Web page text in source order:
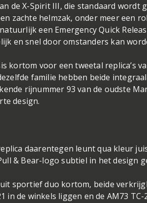
de X-Spirit III, die standaard wordt
zachte helmzak, onder meer een
een Emergency Quick
en snel door omstanders kan
kortom voor een tweetal replica’s
familie hebben beide
rijnummer 93 van de oudste
design.
daarentegen leunt qua kleur
& Bear-logo subtiel in het design
sportief duo kortom, beide
in de winkels liggen en de AM73